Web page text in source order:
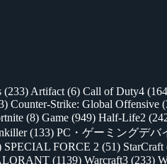
(233) Artifact (6) Call of Duty4
Counter-Strike: Global Offensive
(8) Game (949) Half-Life2
(133) PC・ゲーミングデバ
SPECIAL FORCE 2 (51) StarCraft
(1139) Warcraft3 (233)